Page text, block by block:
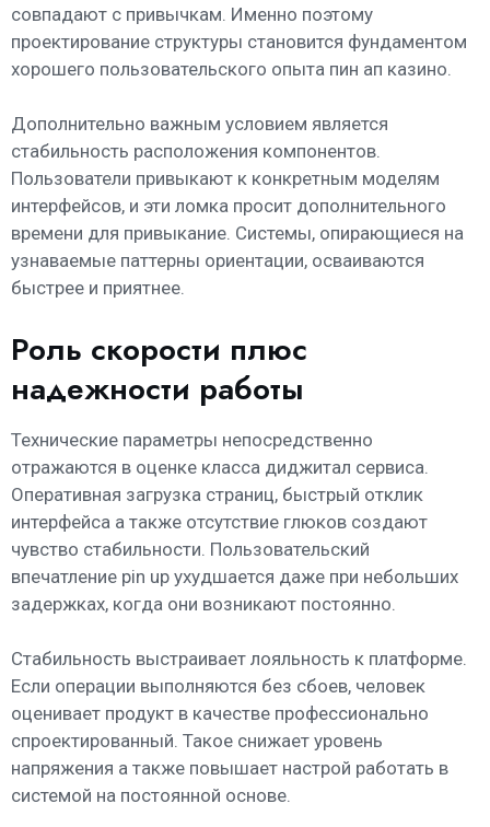
совпадают с привычкам. Именно поэтому
проектирование структуры становится фундаментом
хорошего пользовательского опыта пин ап казино.
Дополнительно важным условием является
стабильность расположения компонентов.
Пользователи привыкают к конкретным моделям
интерфейсов, и эти ломка просит дополнительного
времени для привыкание. Системы, опирающиеся на
узнаваемые паттерны ориентации, осваиваются
быстрее и приятнее.
Роль скорости плюс
надежности работы
Технические параметры непосредственно
отражаются в оценке класса диджитал сервиса.
Оперативная загрузка страниц, быстрый отклик
интерфейса а также отсутствие глюков создают
чувство стабильности. Пользовательский
впечатление pin up ухудшается даже при небольших
задержках, когда они возникают постоянно.
Стабильность выстраивает лояльность к платформе.
Если операции выполняются без сбоев, человек
оценивает продукт в качестве профессионально
спроектированный. Такое снижает уровень
напряжения а также повышает настрой работать в
системой на постоянной основе.